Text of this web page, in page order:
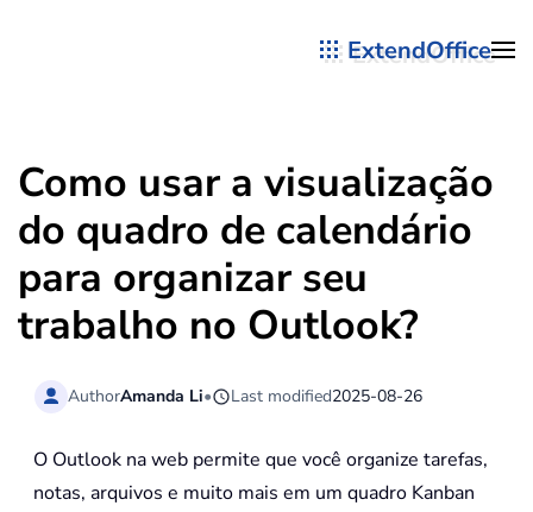
ExtendOffice
Como usar a visualização
do quadro de calendário
para organizar seu
trabalho no Outlook?
AuthorAmanda Li• Last modified2025-08-26
O Outlook na web permite que você organize tarefas,
notas, arquivos e muito mais em um quadro Kanban